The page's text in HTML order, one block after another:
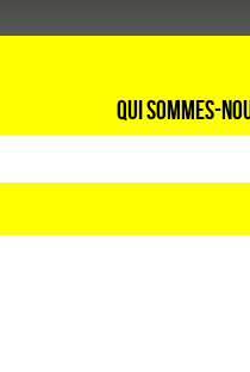
Qui sommes-